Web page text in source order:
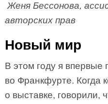
Женя Бессонова,
авторских прав
Новый мир
В этом году я впервые
во Франкфурте. Когда
о выставке, говорили,